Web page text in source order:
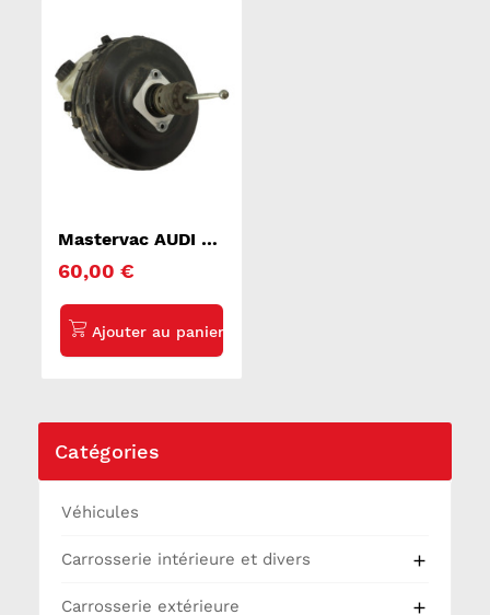
Mastervac AUDI Q7
60,00 €
Catégories
Véhicules
Carrosserie intérieure et divers 
Carrosserie extérieure 